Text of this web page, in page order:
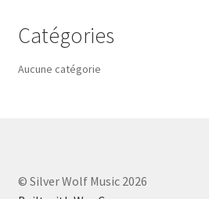
Catégories
Aucune catégorie
© Silver Wolf Music 2026